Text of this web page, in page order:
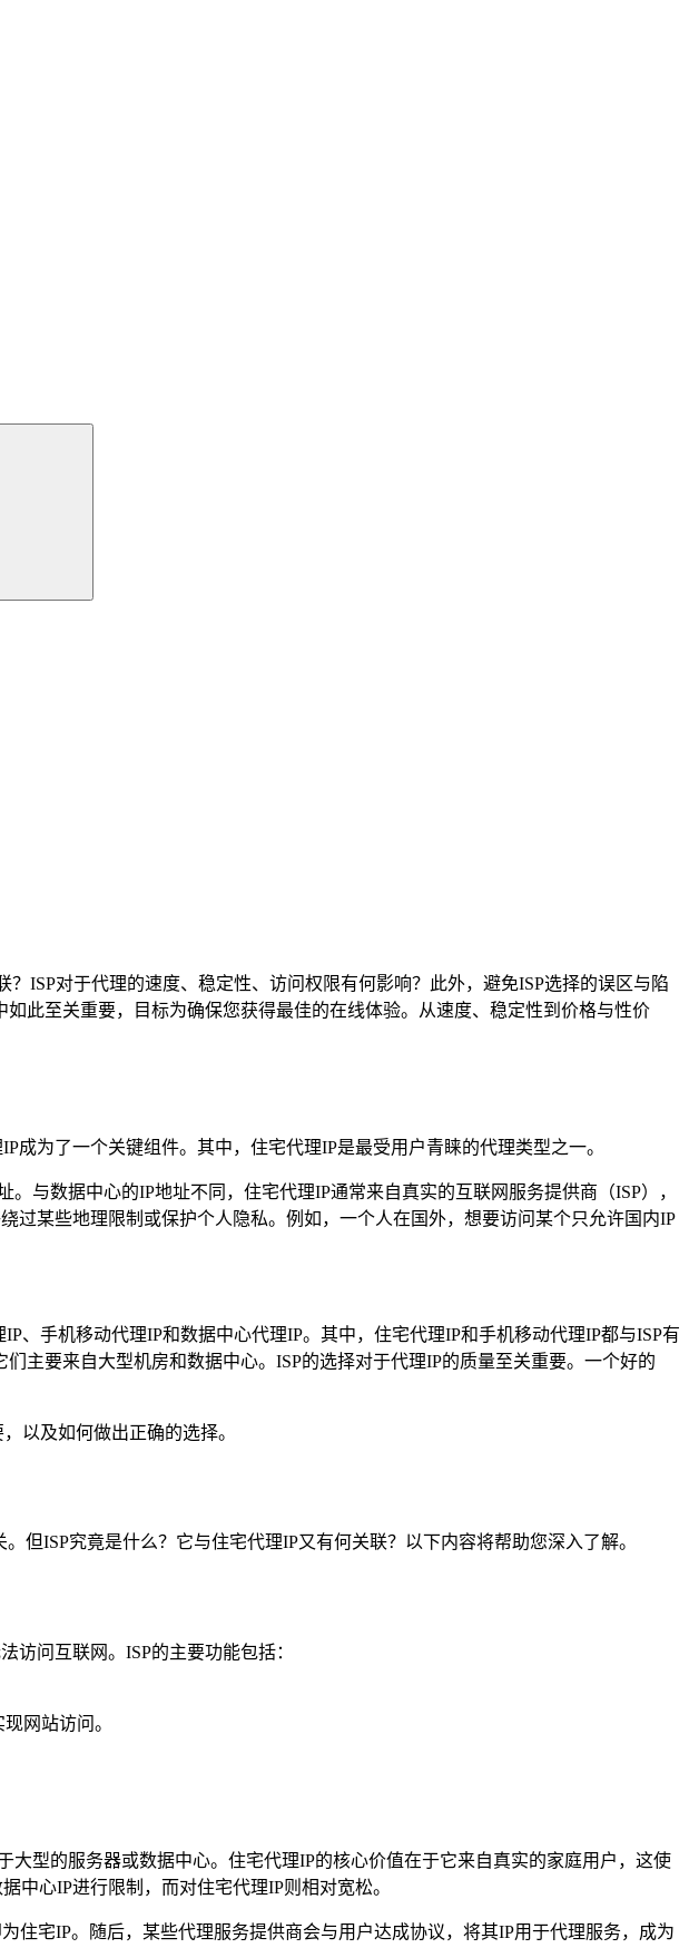
ISP对于代理的速度、稳定性、访问权限有何影响？此外，避免ISP选择的误区与陷
此至关重要，目标为确保您获得最佳的在线体验。从速度、稳定性到价格与性价
为了一个关键组件。其中，住宅代理IP是最受用户青睐的代理类型之一。
与数据中心的IP地址不同，住宅代理IP通常来自真实的互联网服务提供商（ISP），
某些地理限制或保护个人隐私。例如，一个人在国外，想要访问某个只允许国内IP
、手机移动代理IP和数据中心代理IP。其中，住宅代理IP和手机移动代理IP都与ISP有
主要来自大型机房和数据中心。ISP的选择对于代理IP的质量至关重要。一个好的
以及如何做出正确的选择。
但ISP究竟是什么？它与住宅代理IP又有何关联？以下内容将帮助您深入了解。
访问互联网。ISP的主要功能包括：
网站访问。
型的服务器或数据中心。住宅代理IP的核心价值在于它来自真实的家庭用户，这使
中心IP进行限制，而对住宅代理IP则相对宽松。
住宅IP。随后，某些代理服务提供商会与用户达成协议，将其IP用于代理服务，成为